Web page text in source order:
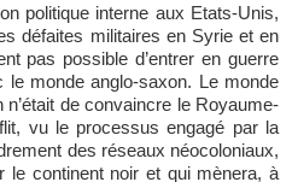
politique interne aux Etats-Unis,
défaites militaires en Syrie et en
pas possible d’entrer en guerre
le monde anglo-saxon. Le monde
de convaincre le Royaume-
vu le processus engagé par la
des réseaux néocoloniaux,
le continent noir et qui mènera, à